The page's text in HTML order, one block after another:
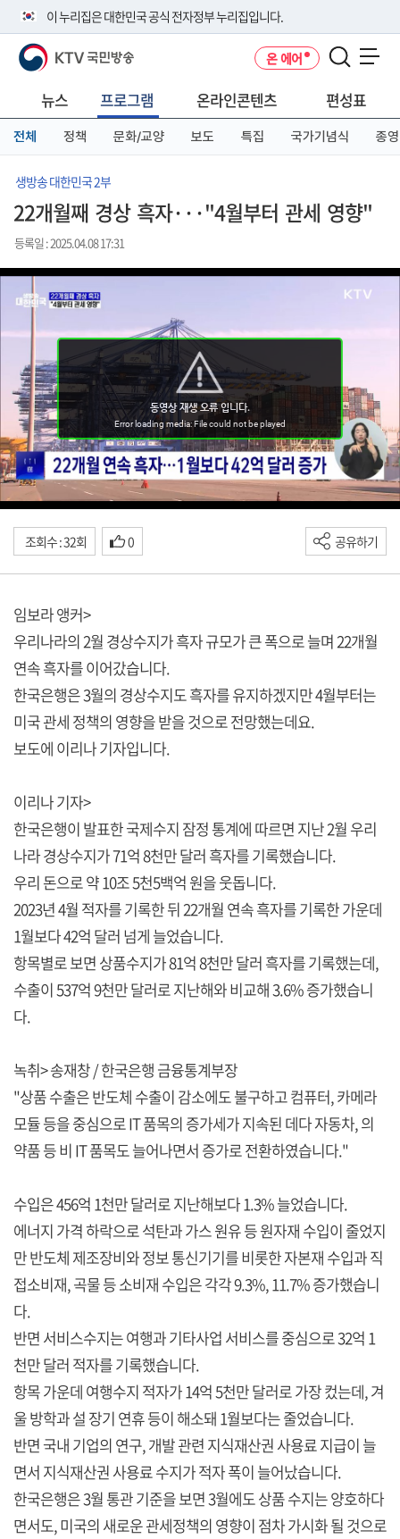
이 누리집은 대한민국 공식 전자정부 누리집입니다.
공식 누리집 주소 확인하기
니다.
이밖에 or.kr 또는 .kr등 다른 도메인 주소를 사용하고 있다면 아래 URL에
서 도메인 주소를 확인해 보세요
KTV 국민방송 온 에어
뉴스 프로그램 온라인콘텐츠 편성표
전체 정책 문화/교양 보도 특집 국가기념식 종영
생방송 대한민국 2부
22개월째 경상 흑자···"4월부터 관세 영향"
등록일 : 2025.04.08 17:31
조회수 : 32회 0 공유하기
임보라 앵커>
우리나라의 2월 경상수지가 흑자 규모가 큰 폭으로 늘며 22개월
연속 흑자를 이어갔습니다.
한국은행은 3월의 경상수지도 흑자를 유지하겠지만 4월부터는
미국 관세 정책의 영향을 받을 것으로 전망했는데요.
보도에 이리나 기자입니다.
이리나 기자>
한국은행이 발표한 국제수지 잠정 통계에 따르면 지난 2월 우리
나라 경상수지가 71억 8천만 달러 흑자를 기록했습니다.
우리 돈으로 약 10조 5천5백억 원을 웃돕니다.
2023년 4월 적자를 기록한 뒤 22개월 연속 흑자를 기록한 가운데
1월보다 42억 달러 넘게 늘었습니다.
항목별로 보면 상품수지가 81억 8천만 달러 흑자를 기록했는데,
수출이 537억 9천만 달러로 지난해와 비교해 3.6% 증가했습니
다.
녹취> 송재창 / 한국은행 금융통계부장
"상품 수출은 반도체 수출이 감소에도 불구하고 컴퓨터, 카메라
모듈 등을 중심으로 IT 품목의 증가세가 지속된 데다 자동차, 의
약품 등 비 IT 품목도 늘어나면서 증가로 전환하였습니다."
수입은 456억 1천만 달러로 지난해보다 1.3% 늘었습니다.
에너지 가격 하락으로 석탄과 가스 원유 등 원자재 수입이 줄었지
만 반도체 제조장비와 정보 통신기기를 비롯한 자본재 수입과 직
접소비재, 곡물 등 소비재 수입은 각각 9.3%, 11.7% 증가했습니
다.
반면 서비스수지는 여행과 기타사업 서비스를 중심으로 32억 1
천만 달러 적자를 기록했습니다.
항목 가운데 여행수지 적자가 14억 5천만 달러로 가장 컸는데, 겨
울 방학과 설 장기 연휴 등이 해소돼 1월보다는 줄었습니다.
반면 국내 기업의 연구, 개발 관련 지식재산권 사용료 지급이 늘
면서 지식재산권 사용료 수지가 적자 폭이 늘어났습니다.
한국은행은 3월 통관 기준을 보면 3월에도 상품 수지는 양호하다
면서도, 미국의 새로운 관세정책의 영향이 점차 가시화 될 것으로